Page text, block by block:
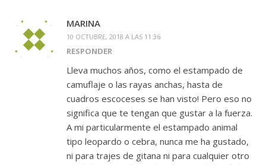
MARINA
10 OCTUBRE, 2018 A LAS 11:36
RESPONDER
Lleva muchos años, como el estampado de
camuflaje o las rayas anchas, hasta de
cuadros escoceses se han visto! Pero eso no
significa que te tengan que gustar a la fuerza.
A mi particularmente el estampado animal
tipo leopardo o cebra, nunca me ha gustado,
ni para trajes de gitana ni para cualquier otro